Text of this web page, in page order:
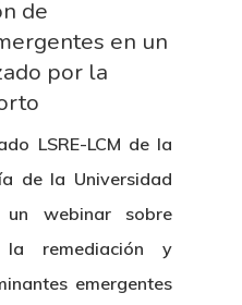
de
en un
por la
LSRE-LCM de la
de la Universidad
webinar sobre
la remediación y
emergentes